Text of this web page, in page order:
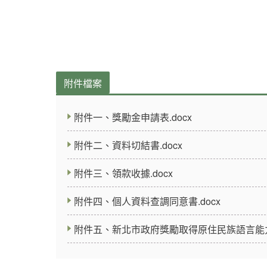
附件檔案
附件一、獎勵金申請表.docx
附件二、資料切結書.docx
附件三、領款收據.docx
附件四、個人資料查調同意書.docx
附件五、新北市政府獎勵取得原住民族語言